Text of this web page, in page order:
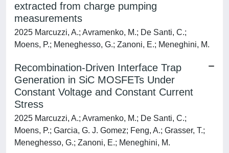
extracted from charge pumping
measurements
2025 Marcuzzi, A.; Avramenko, M.; De Santi, C.;
Moens, P.; Meneghesso, G.; Zanoni, E.; Meneghini, M.
Recombination-Driven Interface Trap
Generation in SiC MOSFETs Under
Constant Voltage and Constant Current
Stress
2025 Marcuzzi, A.; Avramenko, M.; De Santi, C.;
Moens, P.; Garcia, G. J. Gomez; Feng, A.; Grasser, T.;
Meneghesso, G.; Zanoni, E.; Meneghini, M.